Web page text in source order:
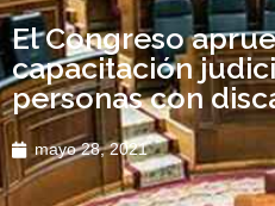
El Congreso
capacitación
personas con
mayo 28, 2021